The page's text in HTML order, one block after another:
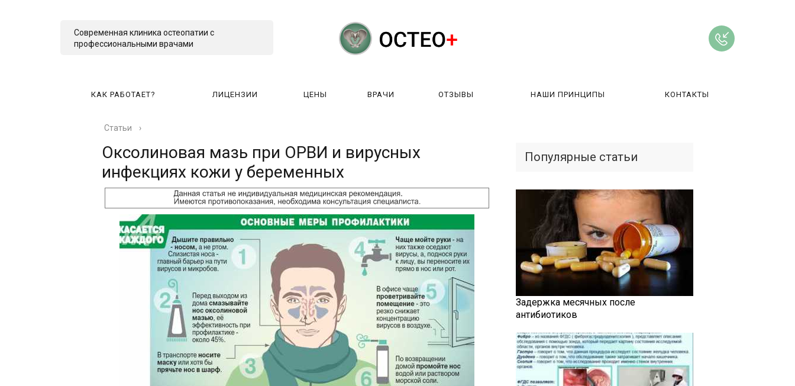
Современная клиника остеопатии с
профессиональными врачами
КАК РАБОТАЕТ? ЛИЦЕНЗИИ ЦЕНЫ ВРАЧИ ОТЗЫВЫ НАШИ ПРИНЦИПЫ КОНТАКТЫ
КАК РАБОТАЕТ?
Статьи ›
Оксолиновая мазь при ОРВИ и вирусных
инфекциях кожи у беременных
Популярные статьи
Задержка месячных после
антибиотиков